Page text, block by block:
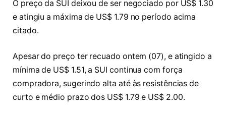
O preço da SUI deixou de ser negociado por US$ 1.30
e atingiu a máxima de US$ 1.79 no período acima
citado.
Apesar do preço ter recuado ontem (07), e atingido a
mínima de US$ 1.51, a SUI continua com força
compradora, sugerindo alta até às resistências de
curto e médio prazo dos US$ 1.79 e US$ 2.00.